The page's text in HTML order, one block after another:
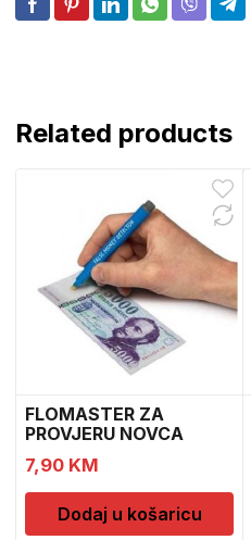
Related products
FLOMASTER ZA
PROVJERU NOVCA
SAFESCAN 30
7,90 KM
Dodaj u košaricu